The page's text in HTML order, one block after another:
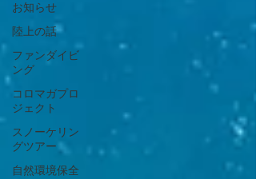
お知らせ
陸上の話
ファンダイビ
ング
コロマガプロ
ジェクト
スノーケリン
グツアー
自然環境保全